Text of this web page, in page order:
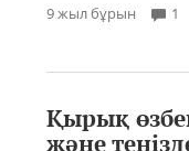
9 жыл бұрын 1
Қырық
және